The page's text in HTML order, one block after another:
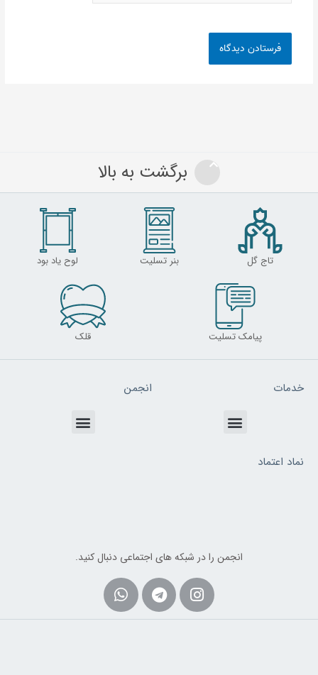
برگشت به بالا
تاج گل بنر تسلیت لوح یاد بود
پیامک تسلیت قلک
خدمات
Menu
انجمن
Menu
نماد اعتماد
انجمن را در شبکه های اجتماعی دنبال کنید.
Instagram
Telegram
Whatsapp